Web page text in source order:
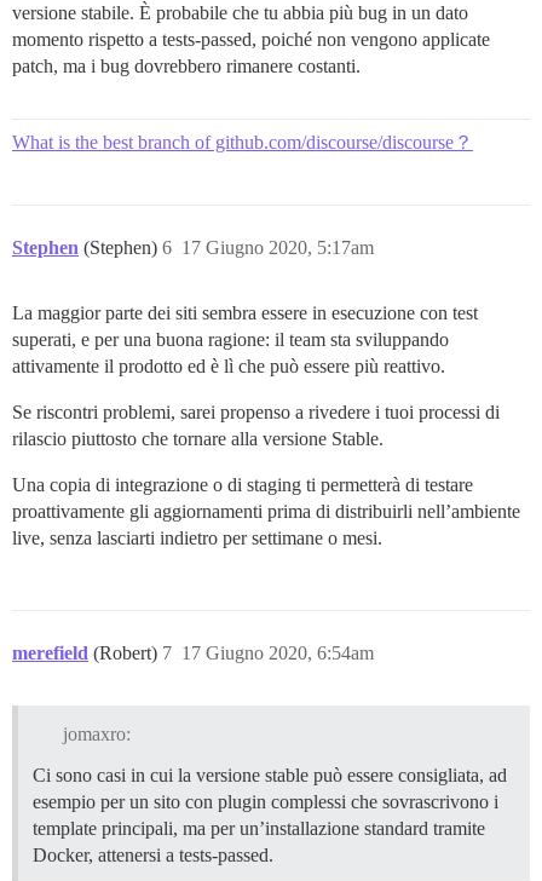
versione stabile. È probabile che tu abbia più bug in un dato
momento rispetto a tests-passed, poiché non vengono applicate
patch, ma i bug dovrebbero rimanere costanti.
What is the best branch of github.com/discourse/discourse？
Stephen (Stephen) 17 Giugno 2020, 5:17am
6
La maggior parte dei siti sembra essere in esecuzione con test
superati, e per una buona ragione: il team sta sviluppando
attivamente il prodotto ed è lì che può essere più reattivo.
Se riscontri problemi, sarei propenso a rivedere i tuoi processi di
rilascio piuttosto che tornare alla versione Stable.
Una copia di integrazione o di staging ti permetterà di testare
proattivamente gli aggiornamenti prima di distribuirli nell’ambiente
live, senza lasciarti indietro per settimane o mesi.
merefield (Robert) 17 Giugno 2020, 6:54am
7
jomaxro:
Ci sono casi in cui la versione stable può essere consigliata, ad
esempio per un sito con plugin complessi che sovrascrivono i
template principali, ma per un’installazione standard tramite
Docker, attenersi a tests-passed.